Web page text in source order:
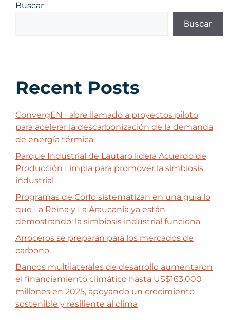
Buscar
Buscar
Recent Posts
ConvergEN+ abre llamado a proyectos piloto
para acelerar la descarbonización de la demanda
de energía térmica
Parque Industrial de Lautaro lidera Acuerdo de
Producción Limpia para promover la simbiosis
industrial
Programas de Corfo sistematizan en una guía lo
que La Reina y La Araucanía ya están
demostrando: la simbiosis industrial funciona
Arroceros se preparan para los mercados de
carbono
Bancos multilaterales de desarrollo aumentaron
el financiamiento climático hasta US$163.000
millones en 2025, apoyando un crecimiento
sostenible y resiliente al clima